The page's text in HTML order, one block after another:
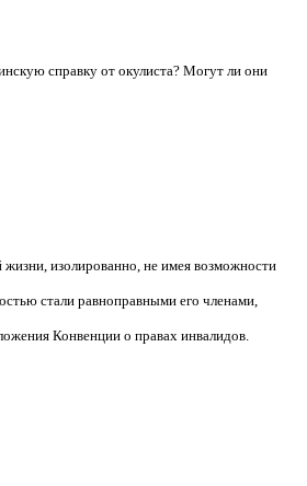
справку от окулиста? Могут ли они
изолированно, не имея возможности
стали равноправными его членами,
Конвенции о правах инвалидов.